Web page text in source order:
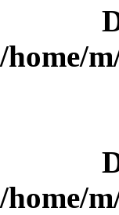
/home/
/home/